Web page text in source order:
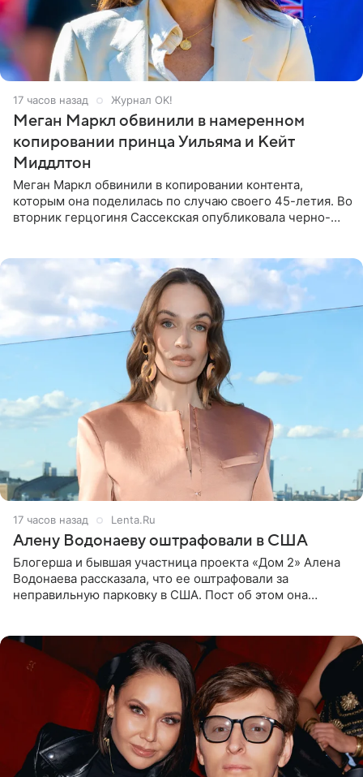
17 часов назад Журнал OK!
Меган Маркл обвинили в намеренном
копировании принца Уильяма и Кейт
Миддлтон
Меган Маркл обвинили в копировании контента,
которым она поделилась по случаю своего 45-летия. Во
вторник герцогиня Сассекская опубликовала черно-
17 часов назад Lenta.Ru
Алену Водонаеву оштрафовали в США
Блогерша и бывшая участница проекта «Дом 2» Алена
Водонаева рассказала, что ее оштрафовали за
неправильную парковку в США. Пост об этом она